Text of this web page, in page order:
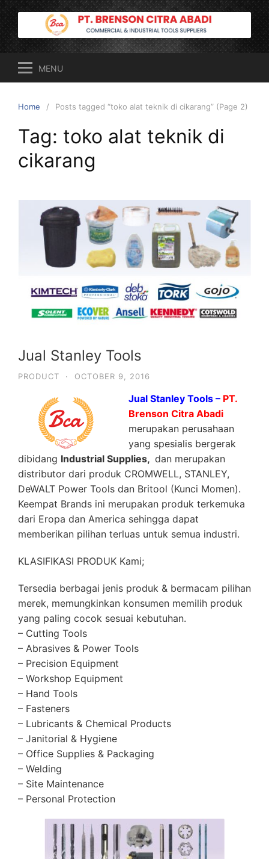
Skip
content
MENU
Home Posts tagged “toko alat teknik di cikarang” (Page 2)
Tag: toko alat teknik di
cikarang
Jual Stanley Tools
PRODUCT · OCTOBER 9, 2016
Jual Stanley Tools – PT.
Brenson Citra Abadi
merupakan perusahaan
yang spesialis bergerak
dibidang Industrial Supplies, dan merupakan
distributor dari produk CROMWELL, STANLEY,
DeWALT Power Tools dan Britool (Kunci Momen).
Keempat Brands ini merupakan produk terkemuka
dari Eropa dan America sehingga dapat
memberikan pilihan terluas untuk semua industri.
KLASIFIKASI PRODUK Kami;
Tersedia berbagai jenis produk & bermacam pilihan
merek, memungkinkan konsumen memilih produk
yang paling cocok sesuai kebutuhan.
– Cutting Tools
– Abrasives & Power Tools
– Precision Equipment
– Workshop Equipment
– Hand Tools
– Fasteners
– Lubricants & Chemical Products
– Janitorial & Hygiene
– Office Supplies & Packaging
– Welding
– Site Maintenance
– Personal Protection